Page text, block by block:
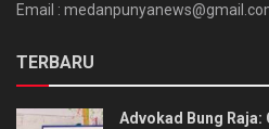
Email :
TERBARU
Advokad Bung Raja: